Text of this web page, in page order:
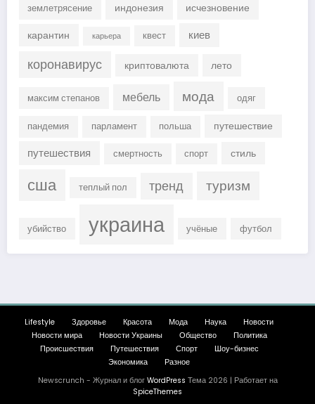
землетрясение индонезия
исчезновение
карантин
карьера квест киев
коронавирус криптовалюта лето
максим степанов мебель мода одяг
пандемия парламент польша путешествие
путешествия смертность спорт стиль
сша теплый пол тренд туризм
убийство украина учёные футбол
Lifestyle Здоровье Красота Мода Наука
Новости
Новости мира
Новости Украины Общество
Политика
Происшествия
Путешествия Спорт
Шоу-бизнес
Экономика
Разное
Newscrunch - Журнал и блог WordPress Тема 2026 | Работает на
SpiceThemes